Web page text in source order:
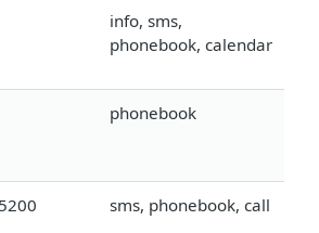
info, sms,
phonebook, calendar
phonebook
sms, phonebook, call